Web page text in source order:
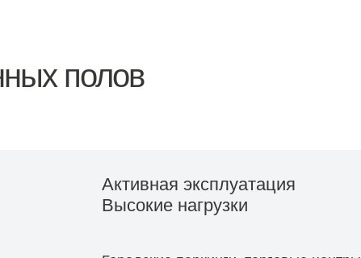
полов
Активная эксплуатация
Высокие нагрузки